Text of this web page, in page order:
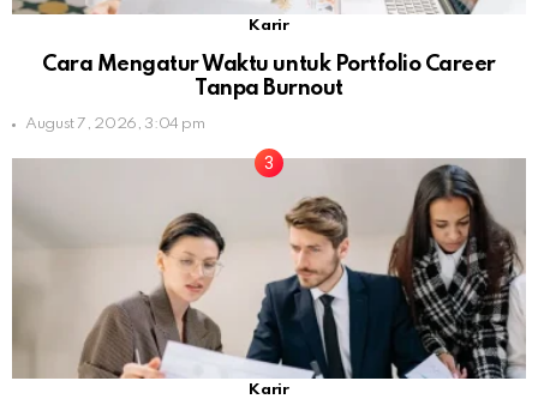
Karir
Cara Mengatur Waktu untuk Portfolio Career
Tanpa Burnout
August 7, 2026, 3:04 pm
Karir